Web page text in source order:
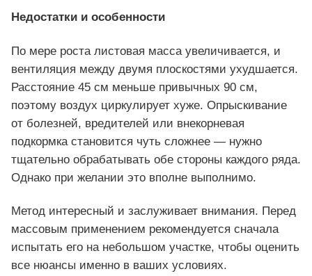
Недостатки и особенности
По мере роста листовая масса увеличивается, и
вентиляция между двумя плоскостями ухудшается.
Расстояние 45 см меньше привычных 90 см,
поэтому воздух циркулирует хуже. Опрыскивание
от болезней, вредителей или внекорневая
подкормка становится чуть сложнее — нужно
тщательно обрабатывать обе стороны каждого ряда.
Однако при желании это вполне выполнимо.
Метод интересный и заслуживает внимания. Перед
массовым применением рекомендуется сначала
испытать его на небольшом участке, чтобы оценить
все нюансы именно в ваших условиях.